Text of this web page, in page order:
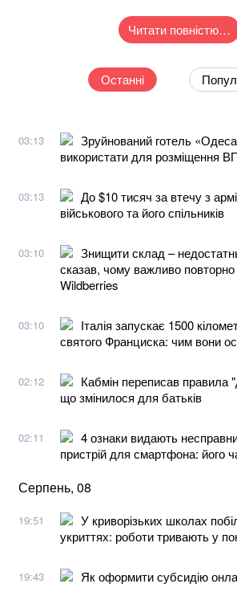
Читати повністю…
Останні
03:13
Зруйнований готель
використати для розміщення
03:13
До $10 тисяч за втечу з
військового та його спільників
03:10
Знищити склад –
сказав, чому важливо
Wildberries
03:10
Італія запускає 1500
святого Франциска: чим вони
02:12
Кабмін переписав правила
що змінилося для батьків
02:11
4 ознаки видають
пристрій для смартфона: його
Серпень, 08
19:51
У криворізьких школах
укриттях: роботи тривають у
19:43 Як оформити субсидію